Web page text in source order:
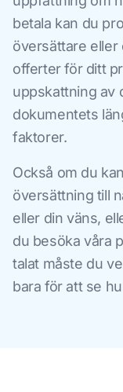
betala kan du
översättare
offerter för ditt
uppskattning av
dokumentets
faktorer.
Också om du
översättning till
eller din väns,
du besöka våra
talat måste du
bara för att se